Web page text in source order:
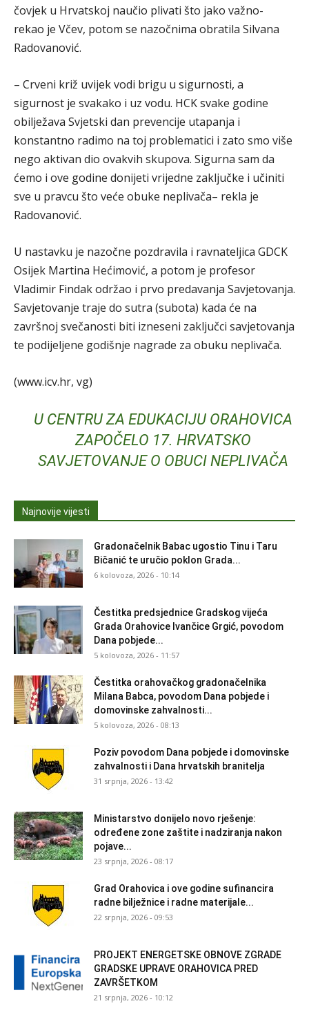
čovjek u Hrvatskoj naučio plivati što jako važno-
rekao je Včev, potom se nazočnima obratila Silvana
Radovanović.
– Crveni križ uvijek vodi brigu u sigurnosti, a
sigurnost je svakako i uz vodu. HCK svake godine
obilježava Svjetski dan prevencije utapanja i
konstantno radimo na toj problematici i zato smo više
nego aktivan dio ovakvih skupova. Sigurna sam da
ćemo i ove godine donijeti vrijedne zaključke i učiniti
sve u pravcu što veće obuke neplivača– rekla je
Radovanović.
U nastavku je nazočne pozdravila i ravnateljica GDCK
Osijek Martina Hećimović, a potom je profesor
Vladimir Findak održao i prvo predavanja Savjetovanja.
Savjetovanje traje do sutra (subota) kada će na
završnoj svečanosti biti izneseni zaključci savjetovanja
te podijeljene godišnje nagrade za obuku neplivača.
(www.icv.hr, vg)
U CENTRU ZA EDUKACIJU ORAHOVICA
ZAPOČELO 17. HRVATSKO
SAVJETOVANJE O OBUCI NEPLIVAČA
Najnovije vijesti
Gradonačelnik Babac ugostio Tinu i Taru
Bičanić te uručio poklon Grada...
6 kolovoza, 2026 - 10:14
Čestitka predsjednice Gradskog vijeća
Grada Orahovice Ivančice Grgić, povodom
Dana pobjede...
5 kolovoza, 2026 - 11:57
Čestitka orahovačkog gradonačelnika
Milana Babca, povodom Dana pobjede i
domovinske zahvalnosti...
5 kolovoza, 2026 - 08:13
Poziv povodom Dana pobjede i domovinske
zahvalnosti i Dana hrvatskih branitelja
31 srpnja, 2026 - 13:42
Ministarstvo donijelo novo rješenje:
određene zone zaštite i nadziranja nakon
pojave...
23 srpnja, 2026 - 08:17
Grad Orahovica i ove godine sufinancira
radne bilježnice i radne materijale...
22 srpnja, 2026 - 09:53
PROJEKT ENERGETSKE OBNOVE ZGRADE
GRADSKE UPRAVE ORAHOVICA PRED
ZAVRŠETKOM
21 srpnja, 2026 - 10:12